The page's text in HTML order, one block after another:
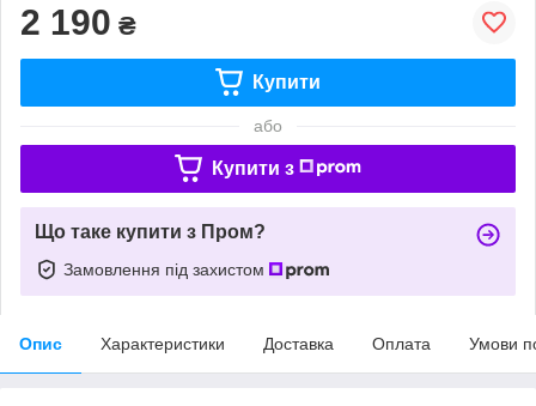
2 190 ₴
Купити
або
Купити з
Що таке купити з Пром?
Замовлення під захистом
Опис Характеристики Доставка Оплата Умови